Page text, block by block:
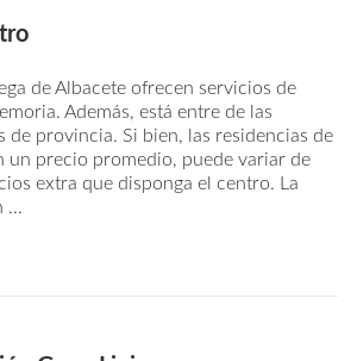
de Albacete ofrecen servicios de
Además, está entre de las
de provincia. Si bien, las residencias de
un precio promedio, puede variar de
extra que disponga el centro. La
...